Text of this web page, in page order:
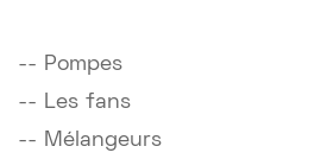
-- Pompes
-- Les fans
-- Mélangeurs